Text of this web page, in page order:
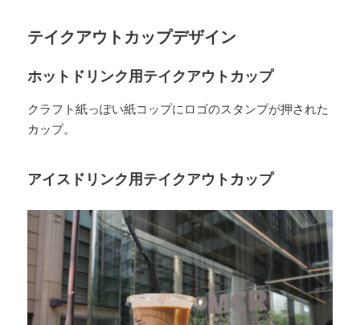
テイクアウトカップデザイン
ホットドリンク用テイクアウトカップ
クラフト紙っぽい紙コップにロゴのスタンプが押された
カップ。
アイスドリンク用テイクアウトカップ